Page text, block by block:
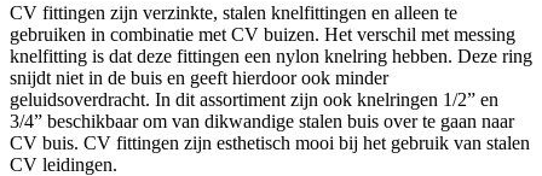
CV fittingen zijn verzinkte, stalen knelfittingen en alleen te
gebruiken in combinatie met CV buizen. Het verschil met messing
knelfitting is dat deze fittingen een nylon knelring hebben. Deze ring
snijdt niet in de buis en geeft hierdoor ook minder
geluidsoverdracht. In dit assortiment zijn ook knelringen 1/2” en
3/4” beschikbaar om van dikwandige stalen buis over te gaan naar
CV buis. CV fittingen zijn esthetisch mooi bij het gebruik van stalen
CV leidingen.